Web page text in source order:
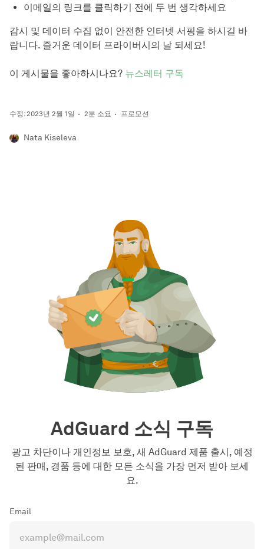
이메일의 링크를 클릭하기 전에 두 번 생각하세요
감시 및 데이터 수집 없이 안전한 인터넷 서핑을 하시길 바
랍니다. 즐거운 데이터 프라이버시의 날 되세요!
이 게시물을 좋아하시나요? 뉴스레터 구독
수정: 2023년 2월 1일 2분 소요 프로모션
Nata Kiseleva
AdGuard 소식 구독
광고 차단이나 개인정보 보호, 새 AdGuard 제품 출시, 예정
된 판매, 경품 등에 대한 모든 소식을 가장 먼저 받아 보세
요.
Email